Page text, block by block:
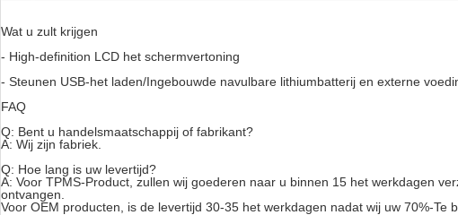
Wat u zult krijgen
- High-definition LCD het schermvertoning
- Steunen USB-het laden/Ingebouwde navulbare lithiumbatterij en externe
FAQ
Q: Bent u handelsmaatschappij of fabrikant?
A: Wij zijn fabriek.
Q: Hoe lang is uw levertijd?
A: Voor TPMS-Product, zullen wij goederen naar u binnen 15 het werkdagen
ontvangen.
Voor OEM producten, is de levertijd 30-35 het werkdagen nadat wij uw 70%-Te